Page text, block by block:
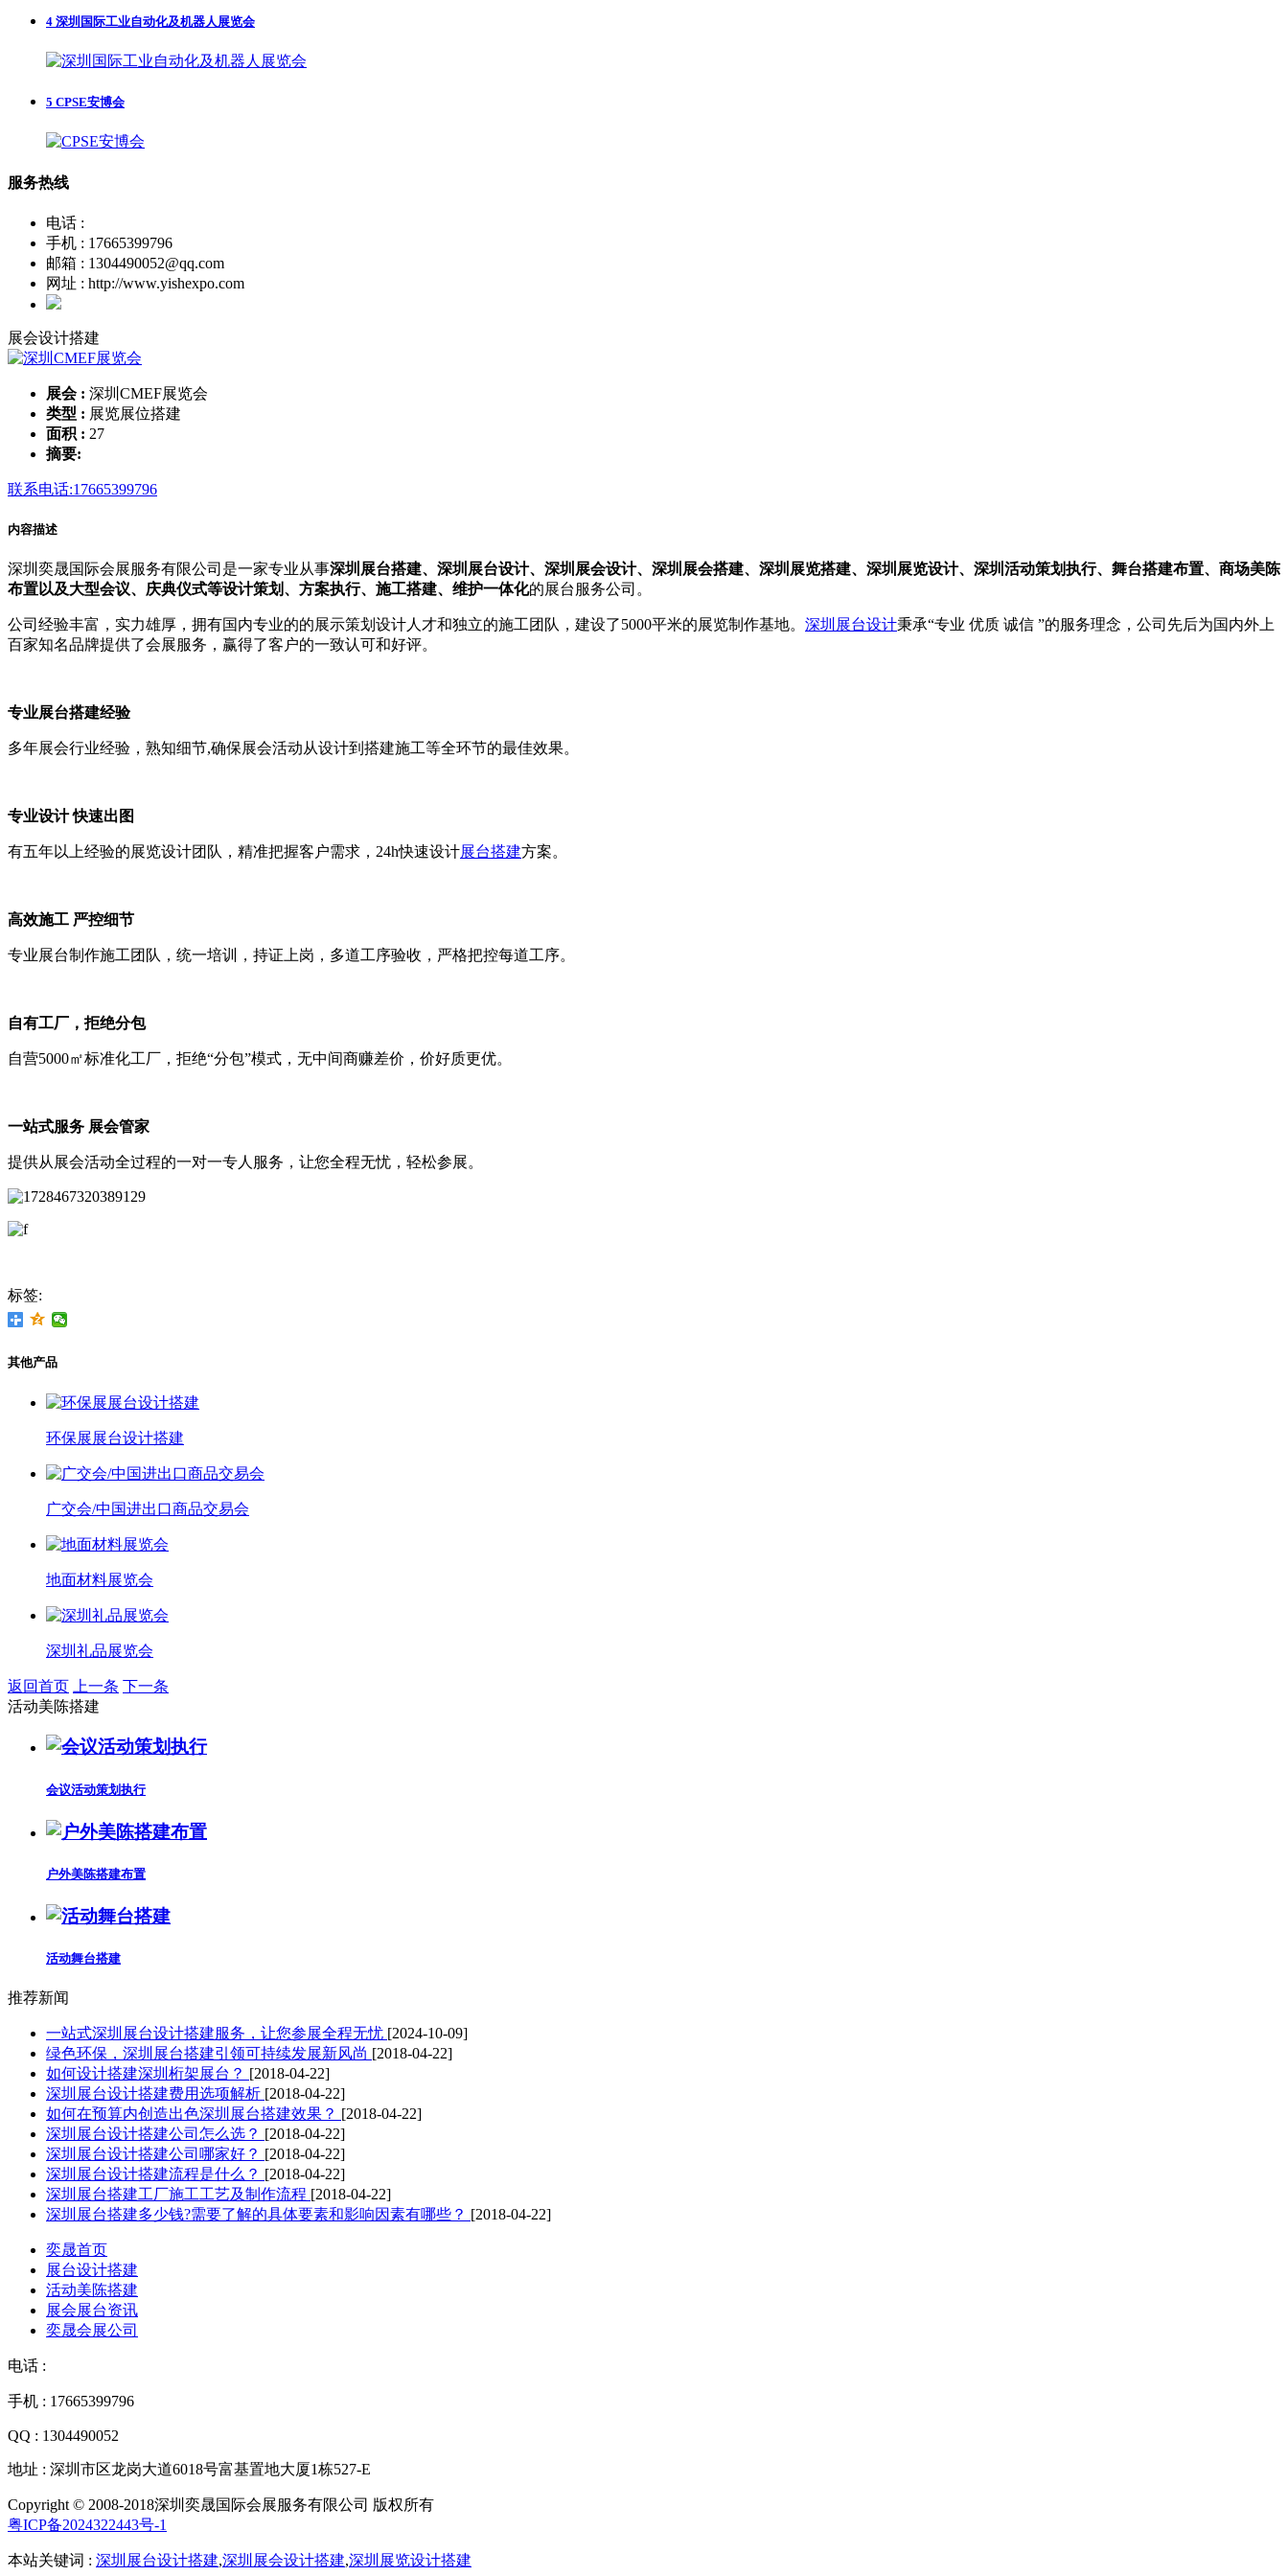
4 深圳国际工业自动化及机器人展览会
5 CPSE安博会
服务热线
电话 :
手机 : 17665399796
邮箱 : 1304490052@qq.com
网址 : http://www.yishexpo.com
展会设计搭建
展会 : 深圳CMEF展览会
类型 : 展览展位搭建
面积 : 27
摘要:
联系电话:17665399796
内容描述
深圳奕晟国际会展服务有限公司是一家专业从事深圳展台搭建、深圳展台设计、深圳展会设计、深圳展会搭建、深圳展览搭建、深圳展览设计、深圳活动策划执行、舞台搭建布置、商场美陈
布置以及大型会议、庆典仪式等设计策划、方案执行、施工搭建、维护一体化的展台服务公司。
公司经验丰富，实力雄厚，拥有国内专业的的展示策划设计人才和独立的施工团队，建设了5000平米的展览制作基地。 深圳展台设计秉承“专业 优质 诚信 ”的服务理念，公司先后为国内外上
百家知名品牌提供了会展服务，赢得了客户的一致认可和好评。
专业展台搭建经验
多年展会行业经验，熟知细节,确保展会活动从设计到搭建施工等全环节的最佳效果。
专业设计 快速出图
有五年以上经验的展览设计团队，精准把握客户需求，24h快速设计展台搭建方案。
高效施工 严控细节
专业展台制作施工团队，统一培训，持证上岗，多道工序验收，严格把控每道工序。
自有工厂，拒绝分包
自营5000㎡标准化工厂，拒绝“分包”模式，无中间商赚差价，价好质更优。
一站式服务 展会管家
提供从展会活动全过程的一对一专人服务，让您全程无忧，轻松参展。
标签:
其他产品
环保展展台设计搭建
广交会/中国进出口商品交易会
地面材料展览会
深圳礼品展览会
返回首页 上一条 下一条
活动美陈搭建
会议活动策划执行
户外美陈搭建布置
活动舞台搭建
推荐新闻
一站式深圳展台设计搭建服务，让您参展全程无忧 [2024-10-09]
绿色环保，深圳展台搭建引领可持续发展新风尚 [2018-04-22]
如何设计搭建深圳桁架展台？ [2018-04-22]
深圳展台设计搭建费用选项解析 [2018-04-22]
如何在预算内创造出色深圳展台搭建效果？ [2018-04-22]
深圳展台设计搭建公司怎么选？ [2018-04-22]
深圳展台设计搭建公司哪家好？ [2018-04-22]
深圳展台设计搭建流程是什么？ [2018-04-22]
深圳展台搭建工厂施工工艺及制作流程 [2018-04-22]
深圳展台搭建多少钱?需要了解的具体要素和影响因素有哪些？ [2018-04-22]
奕晟首页
展台设计搭建
活动美陈搭建
展会展台资讯
奕晟会展公司
电话 :
手机 : 17665399796
QQ : 1304490052
地址 : 深圳市区龙岗大道6018号富基置地大厦1栋527-E
Copyright © 2008-2018深圳奕晟国际会展服务有限公司 版权所有
粤ICP备2024322443号-1
本站关键词 : 深圳展台设计搭建,深圳展会设计搭建,深圳展览设计搭建